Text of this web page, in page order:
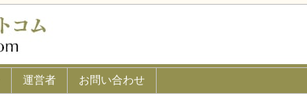
運営者 お問い合わせ